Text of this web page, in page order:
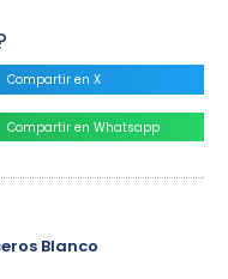
Compartir en X
Compartir en Whatsapp
Blanco